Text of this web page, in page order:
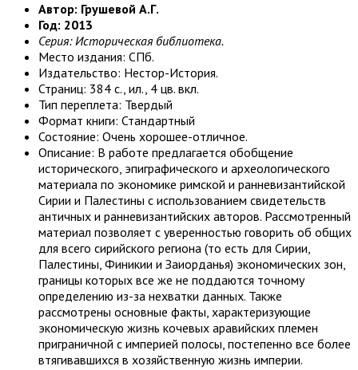
Автор: Грушевой А.Г.
Год: 2013
Серия: Историческая библиотека.
Место издания: СПб.
Издательство: Нестор-История.
Страниц: 384 с., ил., 4 цв. вкл.
Тип переплета: Твердый
Формат книги: Стандартный
Состояние: Очень хорошее-отличное.
Описание: В работе предлагается обобщение
исторического, эпиграфического и археологического
материала по экономике римской и ранневизантийской
Сирии и Палестины с использованием свидетельств
античных и ранневизантийских авторов. Рассмотренный
материал позволяет с уверенностью говорить об общих
для всего сирийского региона (то есть для Сирии,
Палестины, Финикии и Заиорданья) экономических зон,
границы которых все же не поддаются точному
определению из-за нехватки данных. Также
рассмотрены основные факты, характеризующие
экономическую жизнь кочевых аравийских племен
приграничной с империей полосы, постепенно все более
втягивавшихся в хозяйственную жизнь империи.